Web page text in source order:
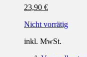
23,90 €
Nicht vorrätig
inkl. MwSt.